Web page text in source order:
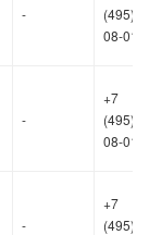
-
08-01
-
+7
08-01
-
+7